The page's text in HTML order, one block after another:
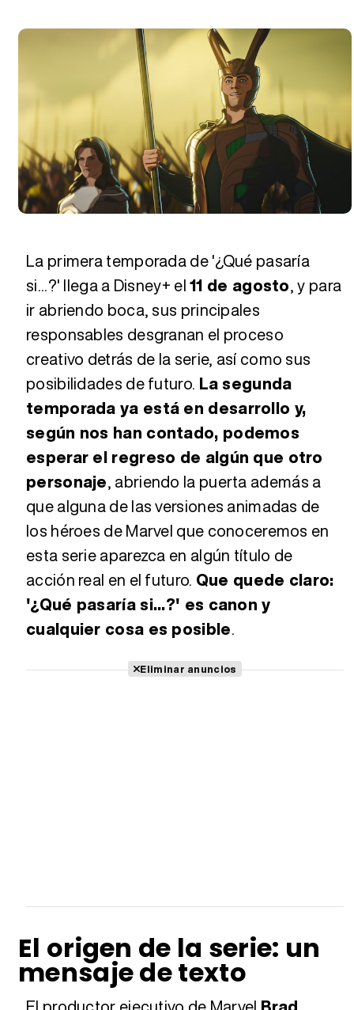
La primera temporada de '¿Qué pasaría
si...?' llega a Disney+ el11 de agosto, y para
ir abriendo boca, sus principales
responsables desgranan el proceso
creativo detrás de la serie, así como sus
posibilidades de futuro. La segunda
temporada ya está en desarrollo y,
según nos han contado, podemos
esperar el regreso de algún que otro
personaje, abriendo la puerta además a
que alguna de las versiones animadas de
los héroes de Marvel que conoceremos en
esta serie aparezca en algún título de
acción real en el futuro. Que quede claro:
'¿Qué pasaría si...?' es canon y
cualquier cosa es posible.
Eliminar anuncios
El origen de la serie: un
mensaje de texto